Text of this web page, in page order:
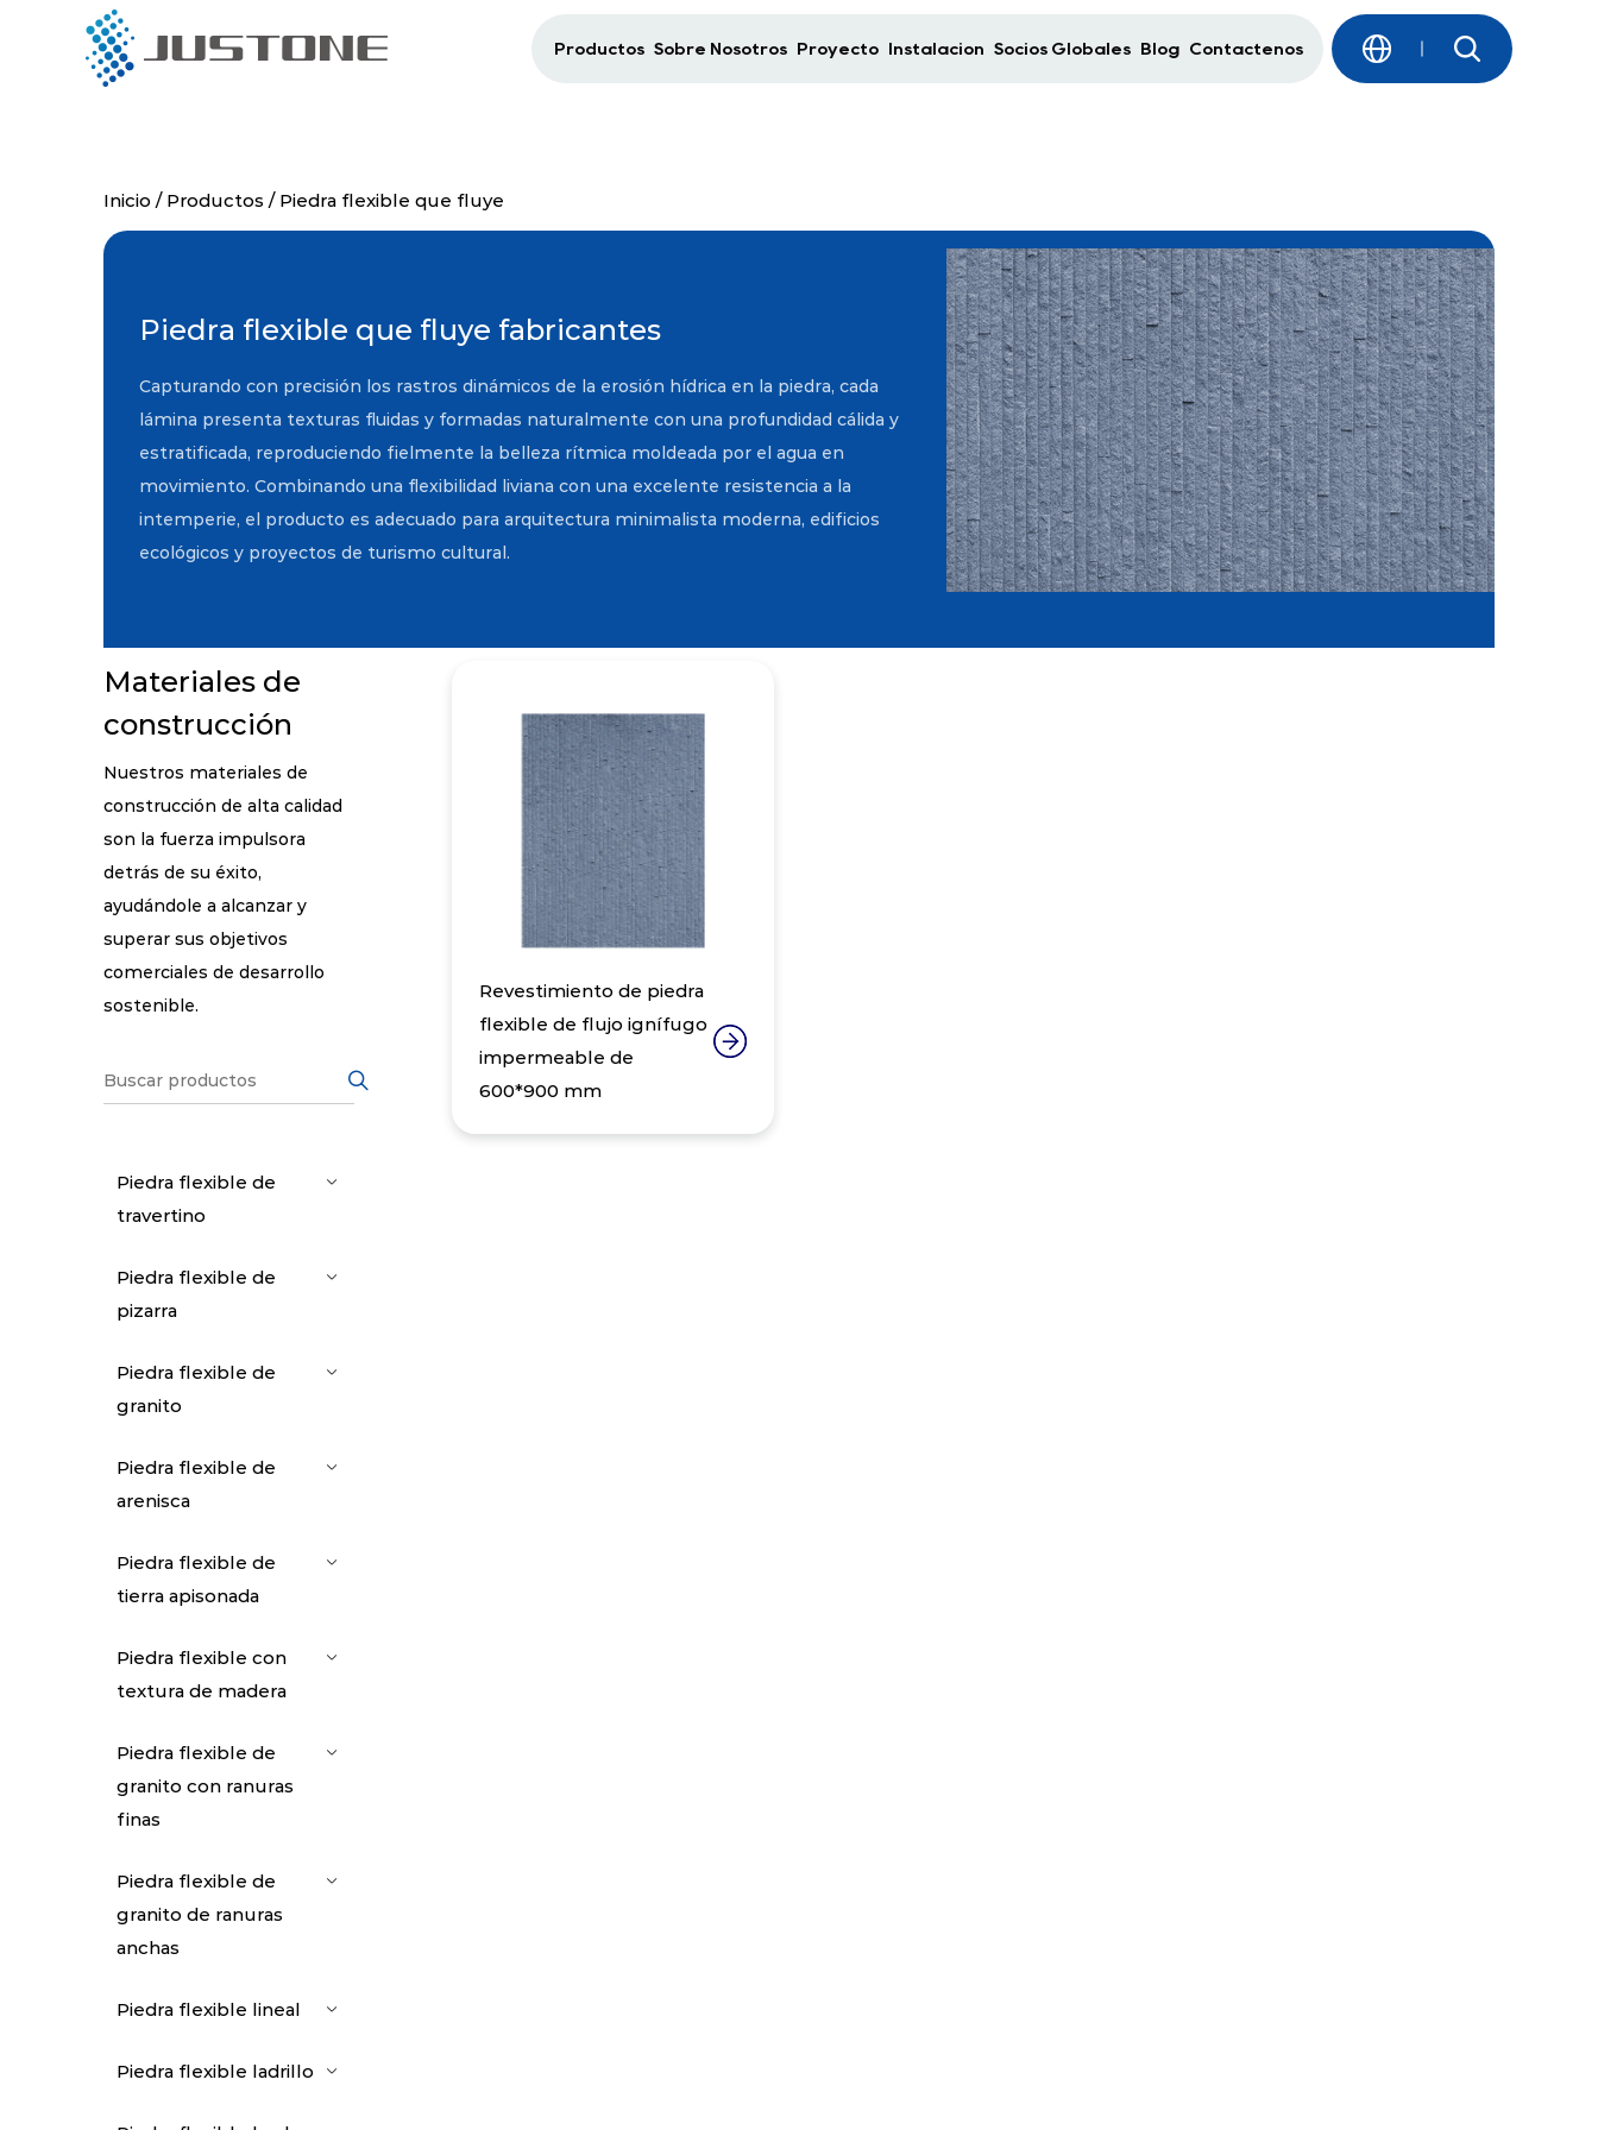
Menú
Sobre nosotros
Blog
Productos Sobre Nosotros Proyecto Instalación Socios Globales Blog Contáctenos
Inicio / Productos / Piedra flexible que fluye
Piedra flexible que fluye fabricantes
Capturando con precisión los rastros dinámicos de la erosión hídrica en la piedra, cada
lámina presenta texturas fluidas y formadas naturalmente con una profundidad cálida y
estratificada, reproduciendo fielmente la belleza rítmica moldeada por el agua en
movimiento. Combinando una flexibilidad liviana con una excelente resistencia a la
intemperie, el producto es adecuado para arquitectura minimalista moderna, edificios
ecológicos y proyectos de turismo cultural.
Materiales de
construcción
Nuestros materiales de
construcción de alta calidad
son la fuerza impulsora
detrás de su éxito,
ayudándole a alcanzar y
superar sus objetivos
comerciales de desarrollo
sostenible.
Piedra flexible de
travertino
Piedra flexible de
pizarra
Piedra flexible de
granito
Piedra flexible de
arenisca
Piedra flexible de
tierra apisonada
Piedra flexible con
textura de madera
Piedra flexible de
granito con ranuras
finas
Piedra flexible de
granito de ranuras
anchas
Piedra flexible lineal
Piedra flexible ladrillo
Revestimiento de piedra
flexible de flujo ignífugo
impermeable de
600*900 mm